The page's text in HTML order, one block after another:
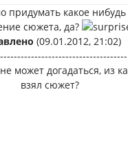
придумать какое нибудь
сюжета, да?
(09.01.2012, 21:02)
может догадаться, из
взял сюжет?